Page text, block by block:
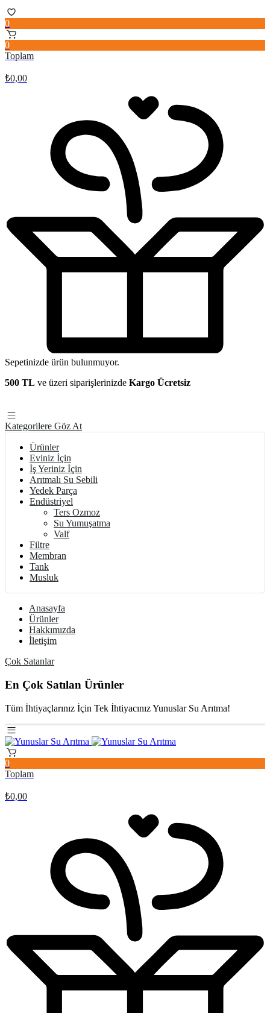
0
0
Toplam
₺0,00
Sepetinizde ürün bulunmuyor.
500 TL ve üzeri siparişlerinizde Kargo Ücretsiz
Kategorilere Göz At
Ürünler
Eviniz İçin
İş Yeriniz İçin
Arıtmalı Su Sebili
Yedek Parça
Endüstriyel
Ters Ozmoz
Su Yumuşatma
Valf
Filtre
Membran
Tank
Musluk
Anasayfa
Ürünler
Hakkımızda
İletişim
Çok Satanlar
En Çok Satılan Ürünler
Tüm İhtiyaçlarınız İçin Tek İhtiyacınız Yunuslar Su Arıtma!
0
Toplam
₺0,00